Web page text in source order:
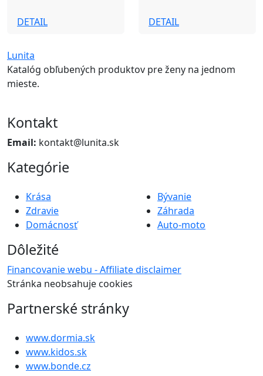
DETAIL DETAIL
Lunita
Katalóg obľubených produktov pre ženy na jednom
mieste.
Kontakt
Email: kontakt@lunita.sk
Kategórie
Krása
Zdravie
Domácnosť
Bývanie
Záhrada
Auto-moto
Dôležité
Financovanie webu - Affiliate disclaimer
Stránka neobsahuje cookies
Partnerské stránky
www.dormia.sk
www.kidos.sk
www.bonde.cz